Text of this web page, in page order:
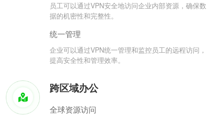
员工可以通过VPN安全地访问企业内部资源，确保数
据的机密性和完整性。
统一管理
企业可以通过VPN统一管理和监控员工的远程访问，
提高安全性和管理效率。
跨区域办公
全球资源访问